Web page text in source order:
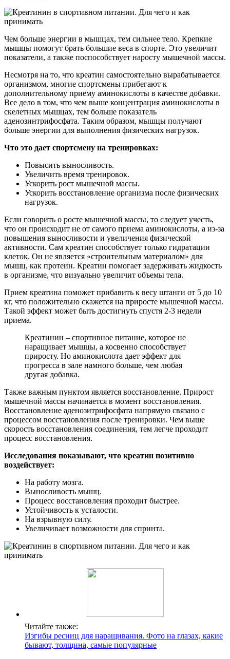
Чем больше энергии в мышцах, тем сильнее тело. Крепкие
мышцы помогут брать большие веса в спорте. Это увеличит
показатели, а также поспособствует наросту мышечной массы.
Несмотря на то, что креатин самостоятельно вырабатывается
организмом, многие спортсмены прибегают к
дополнительному приему аминокислоты в качестве добавки.
Все дело в том, что чем выше концентрация аминокислоты в
скелетных мышцах, тем больше показатель
аденозинтрифосфата. Таким образом, мышцы получают
больше энергии для выполнения физических нагрузок.
Что это дает спортсмену на тренировках:
Повысить выносливость.
Увеличить время тренировок.
Ускорить рост мышечной массы.
Ускорить восстановление организма после физических
нагрузок.
Если говорить о росте мышечной массы, то следует учесть,
что он происходит не от самого приема аминокислоты, а из-за
повышения выносливости и увеличения физической
активности. Сам креатин способствует только гидратации
клеток. Он не является «строительным материалом» для
мышц, как протеин. Креатин помогает задерживать жидкость
в организме, что визуально увеличит объемы тела.
Прием креатина поможет прибавить к весу штанги от 5 до 10
кг, что положительно скажется на приросте мышечной массы.
Такой эффект может быть достигнуть спустя 2-3 недели
приема.
Креатинин – спортивное питание, которое не
наращивает мышцы, а косвенно способствует
приросту. Но аминокислота дает эффект для
прогресса в зале намного больше, чем любая
другая добавка.
Также важным пунктом является восстановление. Прирост
мышечной массы начинается в момент восстановления.
Восстановление аденозитрифосфата напрямую связано с
процессом восстановления после тренировки. Чем выше
скорость восстановления соединения, тем легче проходит
процесс восстановления.
Исследования показывают, что креатин позитивно
воздействует:
На работу мозга.
Выносливость мышц.
Процесс восстановления проходит быстрее.
Устойчивость к усталости.
На взрывную силу.
Увеличивает возможности для спринта.
Читайте также:
Изгибы ресниц для наращивания. Фото на глазах, какие
бывают, толщина, самые популярные